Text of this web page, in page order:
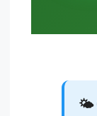
🌤️